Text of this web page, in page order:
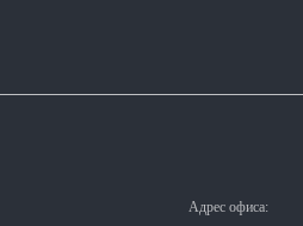
Адрес офиса: